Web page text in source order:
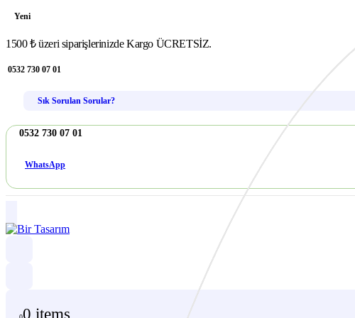
Yeni
1500 ₺ üzeri siparişlerinizde Kargo ÜCRETSİZ.
0532 730 07 01
Sık Sorulan Sorular?
0532 730 07 01
WhatsApp
0 items